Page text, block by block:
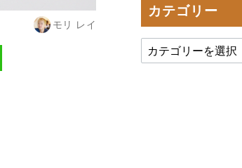
モリ レイ
カテゴリー